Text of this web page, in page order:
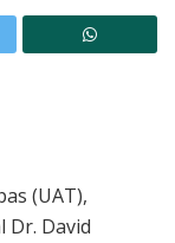
(UAT),
Dr. David